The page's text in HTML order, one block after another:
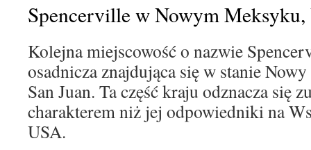
Spencerville w Nowym
Kolejna miejscowość o nazwie
osadnicza znajdująca się w stanie
San Juan. Ta część kraju odznacza się
charakterem niż jej odpowiedniki na
USA.